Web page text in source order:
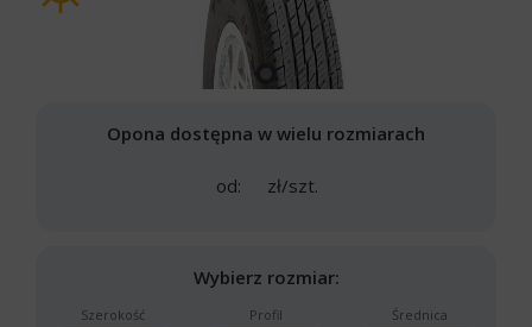
Opona dostępna w wielu rozmiarach
od: zł/szt.
Wybierz rozmiar:
Szerokość Profil Średnica